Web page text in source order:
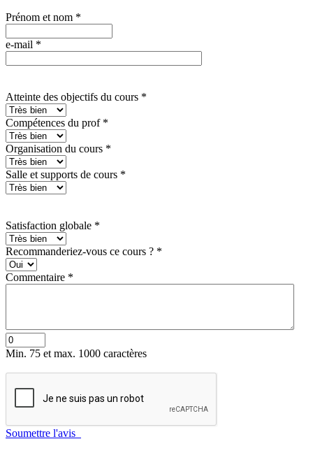
Prénom et nom *
e-mail *
Atteinte des objectifs du cours *
Compétences du prof *
Organisation du cours *
Salle et supports de cours *
Satisfaction globale *
Recommanderiez-vous ce cours ? *
Commentaire *
Min. 75 et max. 1000 caractères
Soumettre l'avis